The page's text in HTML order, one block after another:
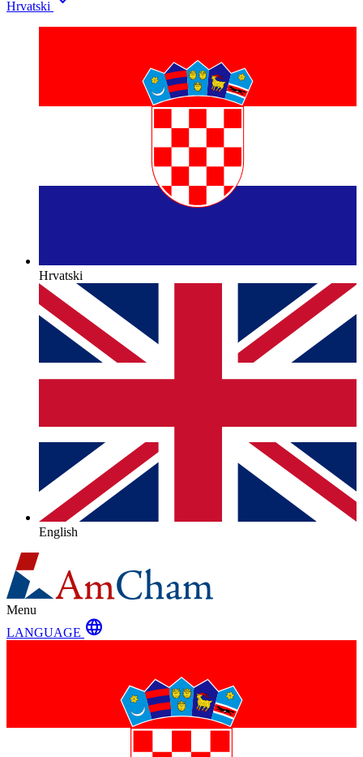
Hrvatski
Hrvatski
English
Menu
LANGUAGE language